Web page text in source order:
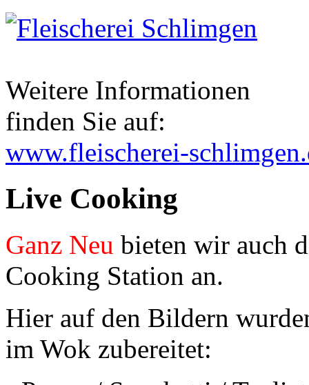
Weitere Informationen
finden Sie auf:
www.fleischerei-
Live Cooking
Ganz Neu bieten wir auch
Cooking Station an.
Hier auf den Bildern
im Wok zubereitet: